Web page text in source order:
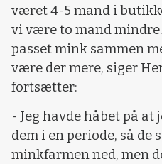
været 4-5 mand i
vi være to mand
passet mink sammen
være der mere, siger
fortsætter:
- Jeg havde håbet på
dem i en periode, så de
minkfarmen ned, men